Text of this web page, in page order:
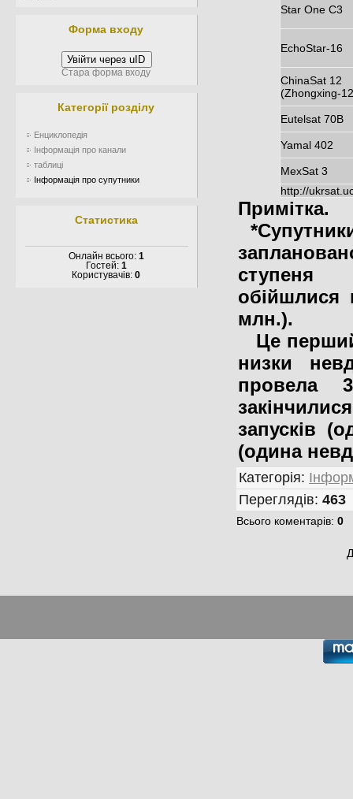
Форма входу
Увійти через uID
Стара форма входу
Категорії розділу
Енциклопедія
Інформація про канали
таблиці
Інформація про супутники
Статистика
Онлайн всього: 1
Гостей: 1
Користувачів:0
Star One C3
EchoStar-16
ChinaSat 12
(Zhongxing-
Eutelsat 70B
Yamal 402
MexSat 3
http://
Примітка.
ступеня
обійшлися
млн.).
Це перший
низки
провела
запусків
(одина
Категорія:
Переглядів: 463
Всього коментарів: 0